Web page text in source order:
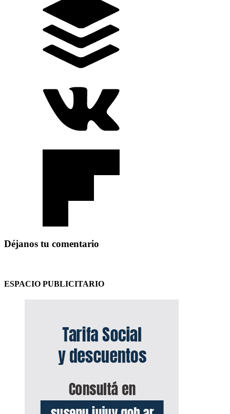
Déjanos tu comentario
ESPACIO PUBLICITARIO